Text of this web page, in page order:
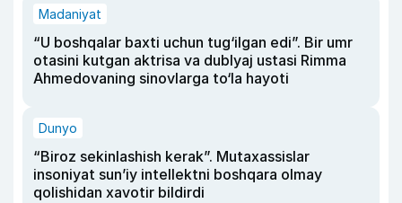
Madaniyat
“U boshqalar baxti uchun tug‘ilgan edi”. Bir umr
otasini kutgan aktrisa va dublyaj ustasi Rimma
Ahmedovaning sinovlarga to‘la hayoti
Dunyo
“Biroz sekinlashish kerak”. Mutaxassislar
insoniyat sun’iy intellektni boshqara olmay
qolishidan xavotir bildirdi